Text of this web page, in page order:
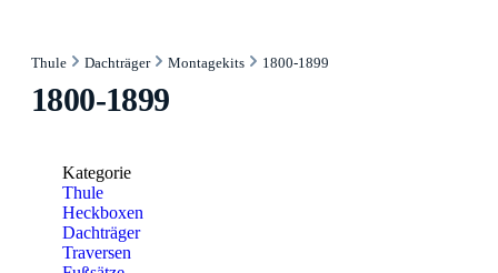
Thule Dachträger Montagekits 1800-1899
1800-1899
Kategorie
Thule
Heckboxen
Dachträger
Traversen